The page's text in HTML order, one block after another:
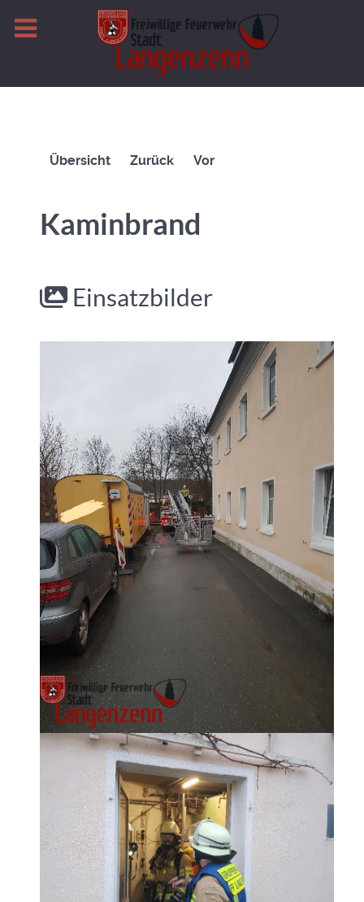
Übersicht Zurück Vor
Kaminbrand
Einsatzbilder